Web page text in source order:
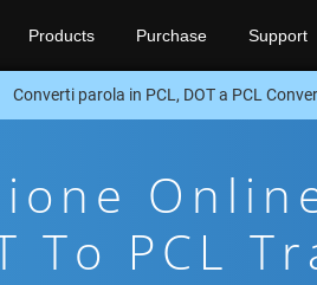
Products Purchase Support
Converti parola in PCL, DOT a PCL
To PCL